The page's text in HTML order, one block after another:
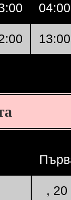
04:00
13:00
, 20